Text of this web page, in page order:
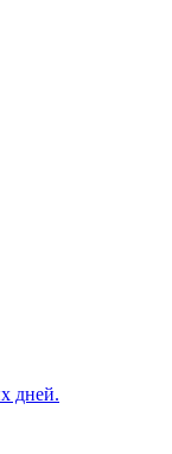
дней.